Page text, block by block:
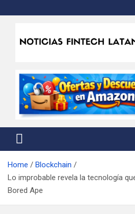
to
Noticias Fintech
Home
Blockchain
Lo improbable revela la tecnología
Bored Ape